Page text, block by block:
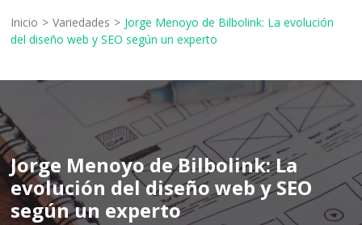
Inicio > Variedades > Jorge Menoyo de Bilbolink: La evolución
del diseño web y SEO según un experto
Jorge Menoyo de Bilbolink: La
evolución del diseño web y SEO
según un experto